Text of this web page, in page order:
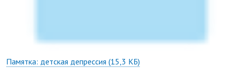
Памятка: детская депрессия (15,3 КБ)